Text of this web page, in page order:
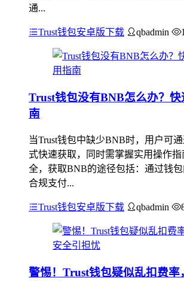
通...
Trust钱包安卓版下载 qbadmin
Trust钱包没有BNB怎么办？
南
当Trust钱包中缺少BNB时，用户可
式快速获取，同时需掌握实用操作
全，获取BNB的途径包括：通过钱
合规支付...
Trust钱包安卓版下载 qbadmin
警惕！Trust钱包疑似乱扣费率